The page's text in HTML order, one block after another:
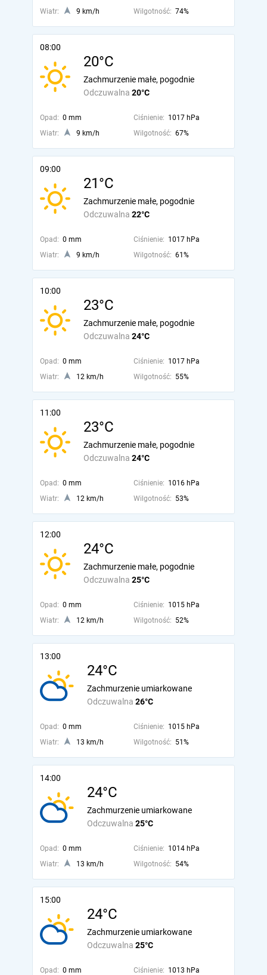
Wiatr: 9 km/h Wilgotność: 74%
08:00
20°C
Odczuwalna 20°C
Zachmurzenie małe, pogodnie
Opad: 0 mm Ciśnienie: 1017 hPa
Wiatr:
9 km/h Wilgotność: 67%
09:00
21°C
Odczuwalna 22°C
Zachmurzenie małe, pogodnie
Opad: 0 mm Ciśnienie: 1017 hPa
Wiatr:
9 km/h Wilgotność: 61%
10:00
23°C
Odczuwalna 24°C
Zachmurzenie małe, pogodnie
Opad: 0 mm Ciśnienie: 1017 hPa
Wiatr:
12 km/h Wilgotność: 55%
11:00
23°C
Odczuwalna 24°C
Zachmurzenie małe, pogodnie
Opad: 0 mm Ciśnienie: 1016 hPa
Wiatr:
12 km/h Wilgotność: 53%
12:00
24°C
Odczuwalna 25°C
Zachmurzenie małe, pogodnie
Opad: 0 mm Ciśnienie: 1015 hPa
Wiatr:
12 km/h Wilgotność: 52%
13:00
24°C
Odczuwalna 26°C
Zachmurzenie umiarkowane
Opad: 0 mm Ciśnienie: 1015 hPa
Wiatr:
13 km/h Wilgotność: 51%
14:00
24°C
Odczuwalna 25°C
Zachmurzenie umiarkowane
Opad: 0 mm Ciśnienie: 1014 hPa
Wiatr:
13 km/h Wilgotność: 54%
15:00
24°C
Odczuwalna 25°C
Zachmurzenie umiarkowane
Opad: 0 mm Ciśnienie: 1013 hPa